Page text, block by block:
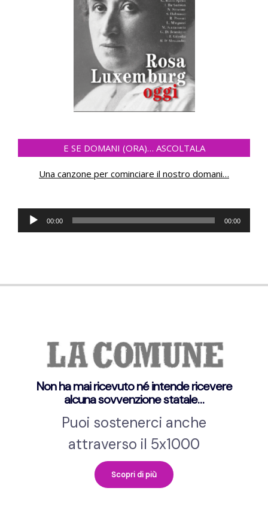
E SE DOMANI (ORA)… ASCOLTALA
Una canzone per cominciare il nostro domani…
Audio
Player
00:00 00:00
Non ha mai ricevuto né intende ricevere
alcuna sovvenzione statale…
Puoi sostenerci anche
attraverso il 5x1000
Scopri di più